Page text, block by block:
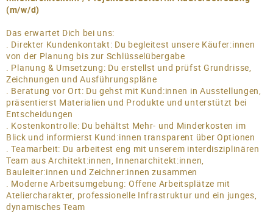
GEWERBE
DOWNLOAD
BÜRO
FIRMENSTRUKTUR
TEAM
JOBS
KONTAKT
(m/w/d)
Das erwartet Dich bei uns:
. Direkter Kundenkontakt: Du begleitest unsere Käufer:innen
von der Planung bis zur Schlüsselübergabe
. Planung & Umsetzung: Du erstellst und prüfst Grundrisse,
Zeichnungen und Ausführungspläne
. Beratung vor Ort: Du gehst mit Kund:innen in Ausstellungen,
präsentierst Materialien und Produkte und unterstützt bei
Entscheidungen
. Kostenkontrolle: Du behältst Mehr- und Minderkosten im
Blick und informierst Kund:innen transparent über Optionen
. Teamarbeit: Du arbeitest eng mit unserem interdisziplinären
Team aus Architekt:innen, Innenarchitekt:innen,
Bauleiter:innen und Zeichner:innen zusammen
. Moderne Arbeitsumgebung: Offene Arbeitsplätze mit
Ateliercharakter, professionelle Infrastruktur und ein junges,
dynamisches Team